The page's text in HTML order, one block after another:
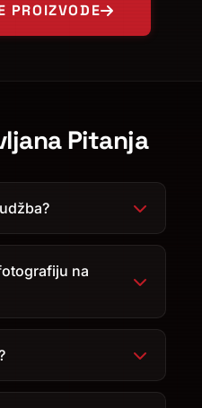
PROIZVODE
Pitanja
na